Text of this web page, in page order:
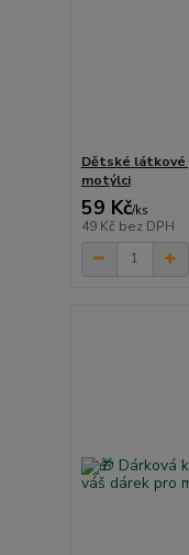
Dětské látkové
motýlci
59 Kč/ks
49 Kč bez DPH